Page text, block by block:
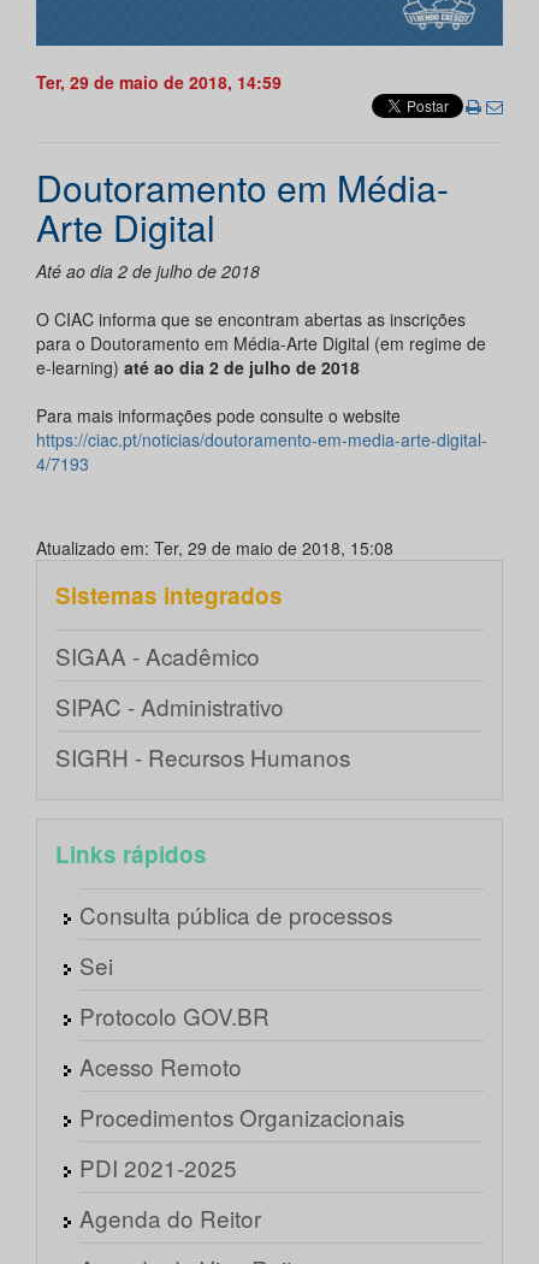
Ter, 29 de maio de 2018, 14:59
Doutoramento em Média-
Arte Digital
Até ao dia 2 de julho de 2018
O CIAC informa que se encontram abertas as inscrições
para o Doutoramento em Média-Arte Digital (em regime de
e-learning) até ao dia 2 de julho de 2018
Para mais informações pode consulte o website
https://ciac.pt/noticias/doutoramento-em-media-arte-digital-
4/7193
Atualizado em: Ter, 29 de maio de 2018, 15:08
Sistemas integrados
SIGAA - Acadêmico
SIPAC - Administrativo
SIGRH - Recursos Humanos
Links rápidos
Consulta pública de processos
Sei
Protocolo GOV.BR
Acesso Remoto
Procedimentos Organizacionais
PDI 2021-2025
Agenda do Reitor